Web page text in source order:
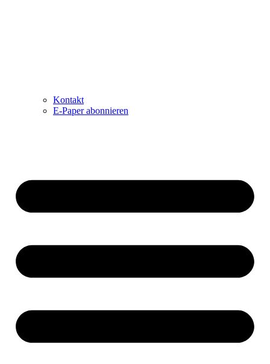
Kontakt
E-Paper abonnieren